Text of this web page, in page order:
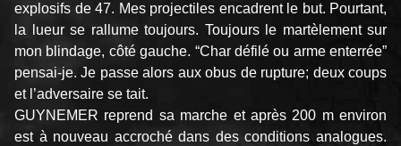
explo­sifs de 47. Mes projectiles encadrent le but. Pourtant,
la lueur se rallume toujours. Toujours le martèlement sur
mon blindage, côté gauche. “Char défilé ou arme enterrée”
pensai-je. Je passe alors aux obus de rup­ture; deux coups
et l’adversaire se tait.
GUYNEMER reprend sa marche et après 200 m environ
est à nouveau accroché dans des conditions analogues.